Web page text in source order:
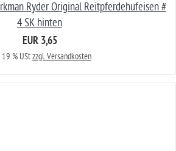
Ryder Original Reitpferdehufeisen #
4 SK hinten
EUR 3,65
19 % UStzzgl. Versandkosten